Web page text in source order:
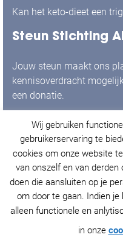
Kan het keto-dieet een
Steun Stichting
Jouw steun maakt ons
kennisoverdracht
een donatie.
Ja, ik doneer
© Stichting AFIP 2021.
Privacy Policy&
Wij gebruiken
gebruikerservaring te
cookies om onze website
van onszelf en van
doen die aansluiten op je
om door te gaan. Indien
alleen functionele en
in onze